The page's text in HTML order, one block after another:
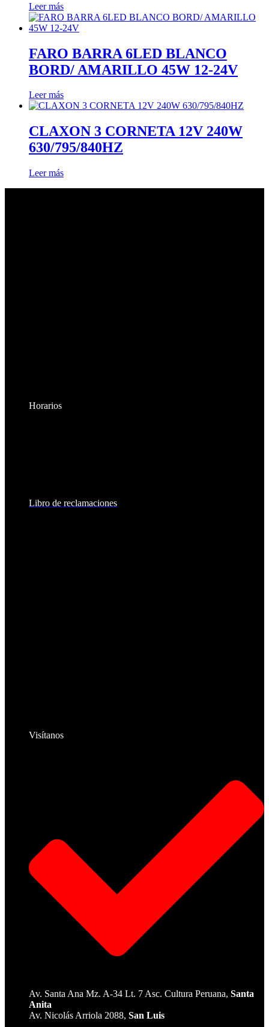
Leer más
FARO BARRA 6LED BLANCO
BORD/ AMARILLO 45W 12-24V
Leer más
CLAXON 3 CORNETA 12V 240W
630/795/840HZ
Leer más
Horarios
Libro de reclamaciones
Visítanos
Av. Santa Ana Mz. A-34 Lt. 7 Asc. Cultura Peruana, Santa
Anita
Av. Nicolás Arriola 2088, San Luis